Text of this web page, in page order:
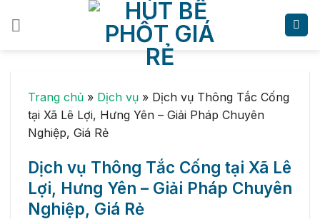
Trang chủ » Dịch vụ » Dịch vụ Thông Tắc Cống
tại Xã Lê Lợi, Hưng Yên – Giải Pháp Chuyên
Nghiệp, Giá Rẻ
Dịch vụ Thông Tắc Cống tại Xã Lê
Lợi, Hưng Yên – Giải Pháp Chuyên
Nghiệp, Giá Rẻ